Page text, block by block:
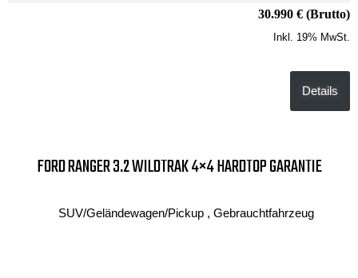
30.990 € (Brutto)
Inkl. 19% MwSt.
Details
FORD RANGER 3.2 WILDTRAK 4×4 HARDTOP GARANTIE
SUV/Geländewagen/Pickup , Gebrauchtfahrzeug